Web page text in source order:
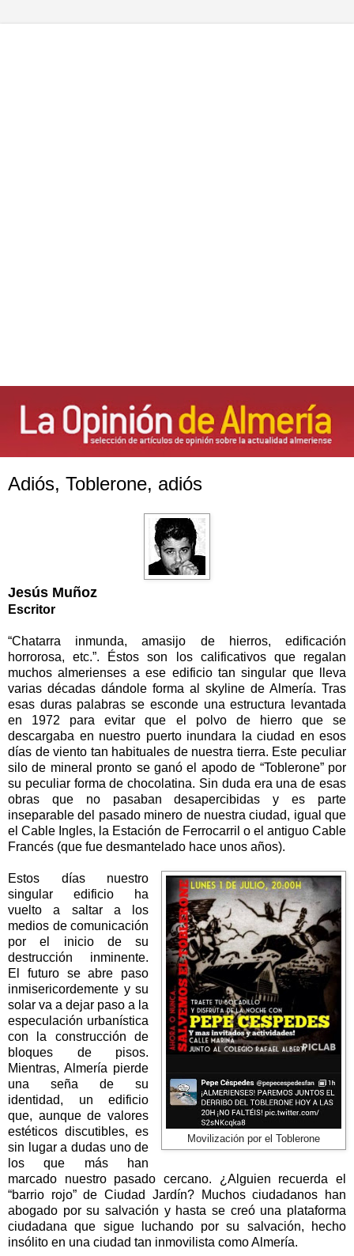
Adiós, Toblerone, adiós
Jesús Muñoz
Escritor
“Chatarra inmunda, amasijo de hierros, edificación
horrorosa, etc.”. Éstos son los calificativos que regalan
muchos almerienses a ese edificio tan singular que lleva
varias décadas dándole forma al skyline de Almería. Tras
esas duras palabras se esconde una estructura levantada
en 1972 para evitar que el polvo de hierro que se
descargaba en nuestro puerto inundara la ciudad en esos
días de viento tan habituales de nuestra tierra. Este peculiar
silo de mineral pronto se ganó el apodo de “Toblerone” por
su peculiar forma de chocolatina. Sin duda era una de esas
obras que no pasaban desapercibidas y es parte
inseparable del pasado minero de nuestra ciudad, igual que
el Cable Ingles, la Estación de Ferrocarril o el antiguo Cable
Francés (que fue desmantelado hace unos años).
Movilización por el Toblerone
Estos días nuestro
singular edificio ha
vuelto a saltar a los
medios de comunicación
por el inicio de su
destrucción inminente.
El futuro se abre paso
inmisericordemente y su
solar va a dejar paso a la
especulación urbanística
con la construcción de
bloques de pisos.
Mientras, Almería pierde
una seña de su
identidad, un edificio
que, aunque de valores
estéticos discutibles, es
sin lugar a dudas uno de
los que más han
marcado nuestro pasado cercano. ¿Alguien recuerda el
“barrio rojo” de Ciudad Jardín? Muchos ciudadanos han
abogado por su salvación y hasta se creó una plataforma
ciudadana que sigue luchando por su salvación, hecho
insólito en una ciudad tan inmovilista como Almería.